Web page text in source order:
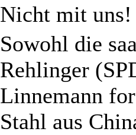
Nicht mit uns!
Sowohl die
Rehlinger
Linnemann
Stahl aus